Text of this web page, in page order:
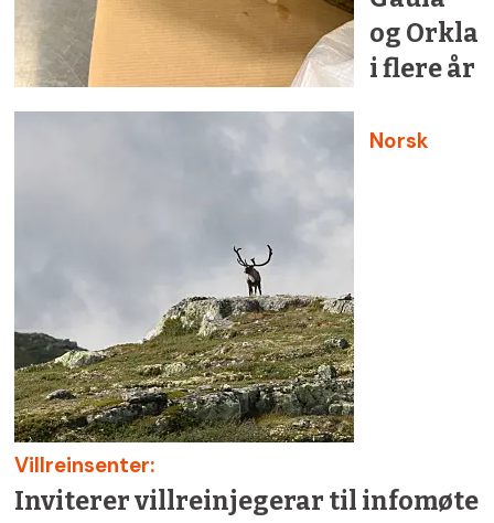
og Orkla
i flere år
Norsk
Villreinsenter:
Inviterer villreinjegerar til infomøte